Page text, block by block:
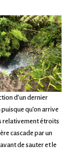
d’un dernier
qu’on arrive
relativement étroits
cascade par un
de sauter et le